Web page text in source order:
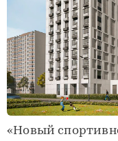
«Новый